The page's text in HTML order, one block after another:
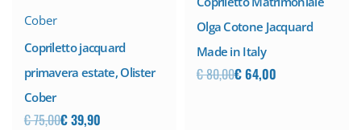
Cober
Copriletto jacquard
primavera estate, Olister
Cober
€75,00€39,90
Olga Cotone Jacquard
Made in Italy
€80,00€64,00